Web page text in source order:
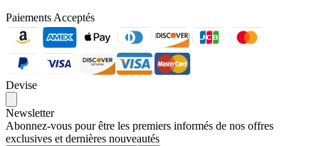
Paiements Acceptés
Devise
Newsletter
Abonnez-vous pour être les premiers informés de nos offres
exclusives et dernières nouveautés